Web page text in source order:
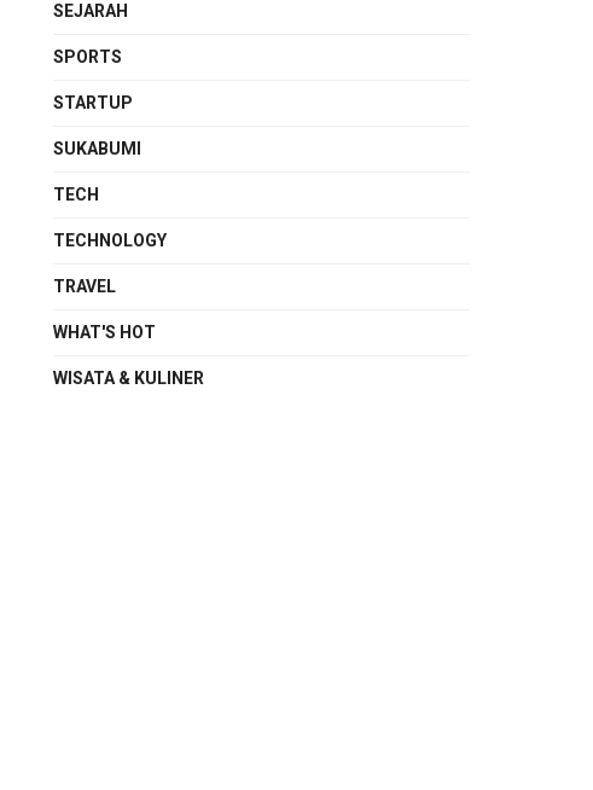
SEJARAH
SPORTS
STARTUP
SUKABUMI
TECH
TECHNOLOGY
TRAVEL
WHAT'S HOT
WISATA & KULINER